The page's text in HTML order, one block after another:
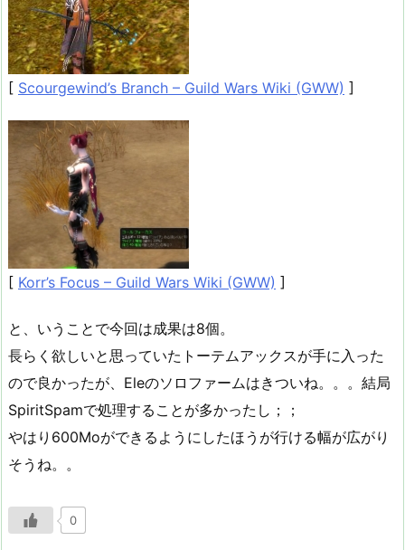
[ Scourgewind’s Branch – Guild Wars Wiki (GWW) ]
[ Korr’s Focus – Guild Wars Wiki (GWW) ]
と、いうことで今回は成果は8個。
長らく欲しいと思っていたトーテムアックスが手に入った
ので良かったが、Eleのソロファームはきついね。。。結局
SpiritSpamで処理することが多かったし；；
やはり600Moができるようにしたほうが行ける幅が広がり
そうね。。
0